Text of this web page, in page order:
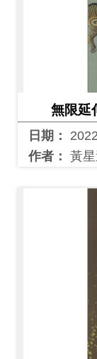
無限延
日期：
作者： 黃